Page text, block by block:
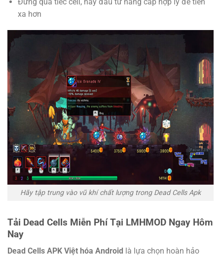
xa hơn
Hãy tập trung vào vũ khí chất lượng trong Dead Cells Apk
Tải Dead Cells Miễn Phí Tại LMHMOD Ngay Hôm
Nay
Dead Cells APK Việt hóa Android
là lựa chọn hoàn hảo